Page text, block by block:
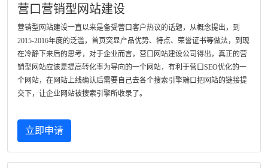
营口营销型网站建设
营销型网站建设一直以来是备受营口客户热议的话题，从概念提出，到
2015-2016年度的泛滥，首页突显产品优势、特点、荣誉证书等做法，到现
在冷静下来后的思考，对于企业而言，营口网站建设公司得出，真正的营
销型网站应该是提高转化率为导向的一个网站，有利于营口SEO优化的一
个网站，在网站上线确认后需要自己去各个搜索引擎端口把网站的链接提
交下，让企业网站被搜索引擎所收录了。
立即申请